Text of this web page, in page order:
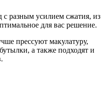
разным усилием сжатия, из
для вас решение.
прессуют макулатуру,
а также подходят и